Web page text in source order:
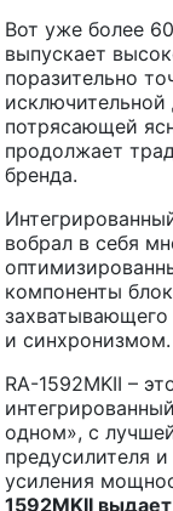
Вот уже более
выпускает
поразительно
потрясающей
продолжает
бренда.
вобрал в себя
компоненты
и синхронизмом.
RA-1592MKII –
одном», с
предусилителя
усиления
1592MKII